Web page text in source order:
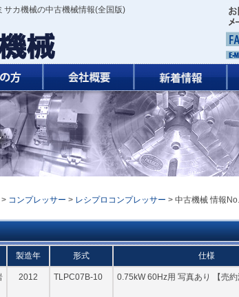
サカ機械の中古機械情報(全国版)
> コンプレッサー > レシプロコンプレッサー > 中古機械 情報
製造年 形式 仕様
2012 TLPC07B-10 0.75kW 60Hz用 写真あり 【売約